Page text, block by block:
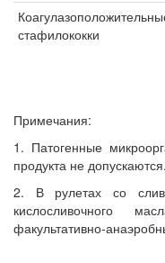
стафилококки
Примечания:
1. Патогенные
продукта не допускаются.
2. В рулетах со
кислосливочного
факультативно-